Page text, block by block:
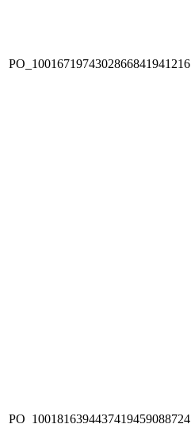
PO_1001671974302866841941216
PO_1001816394437419459088724